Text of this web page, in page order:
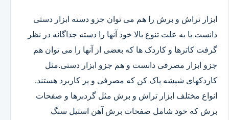
ابزار تراش و برش را هم می توان جزو دسته ابزار دستی
دانست یا به علت تنوع بالا خود آنها را دسته جداگانه در نظر
گرفت کاترها و کاردک ها که بعضی از آنها را می توان هم
جزو ابزار مصرفی دانست و هم جزو ابزار دستی.مثل
کاردکهای شیشه پاک کن که مصرفی و پر کاربرد هستند.
انواع مختلف ابزار تراش و برش مثل گردبرها و صفحات
برش که خود شامل صفحات برش آهن استیل سنگ